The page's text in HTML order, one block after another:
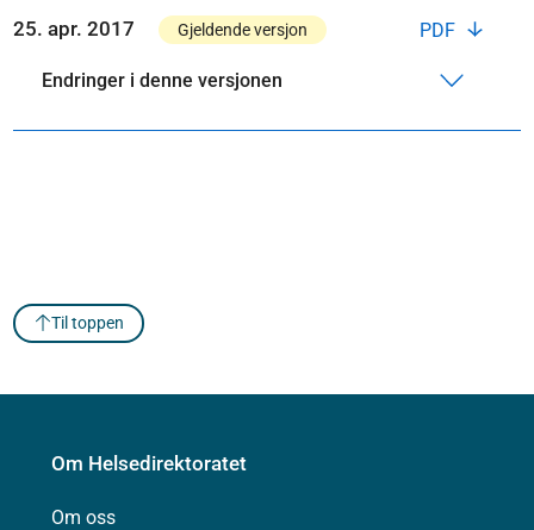
PDF
25. apr. 2017 Gjeldende versjon
Endringer i denne versjonen
Til toppen
Om Helsedirektoratet
Om oss